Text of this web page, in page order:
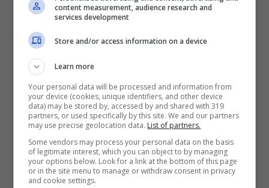
LEGGI ANCHE->“Mauro Icardi è
sparito” | Nuovo terremoto con
Wanda Nara, cosa sta
succedendo
content measurement, audience research and
services development
Store and/or access information on a device
Learn more
Your personal data will be processed and information from
your device (cookies, unique identifiers, and other device
data) may be stored by, accessed by and shared with 319
partners, or used specifically by this site. We and our partners
may use precise geolocation data. List of partners.
Some vendors may process your personal data on the basis
of legitimate interest, which you can object to by managing
your options below. Look for a link at the bottom of this page
or in the site menu to manage or withdraw consent in privacy
and cookie settings.